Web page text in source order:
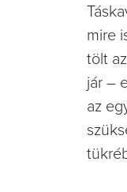
mire
tölt
jár –
az